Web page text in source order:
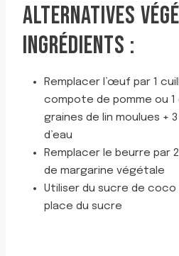
ALTERNATIVES
INGRÉDIENTS :
Remplacer l’œuf par 1
compote de pomme ou 1
graines de lin moulues +
d’eau
Remplacer le beurre par
de margarine végétale
Utiliser du sucre de coco
place du sucre